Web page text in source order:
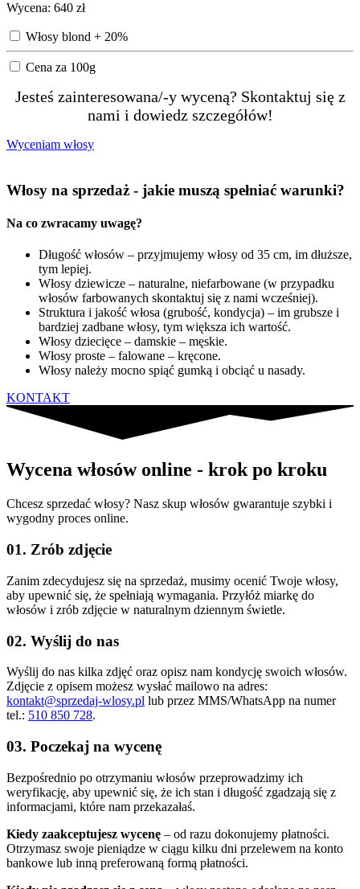
Wycena: 640 zł
Włosy blond + 20%
Cena za 100g
Jesteś zainteresowana/-y wyceną? Skontaktuj się z
nami i dowiedz szczegółów!
Wyceniam włosy
Włosy na sprzedaż - jakie muszą spełniać warunki?
Na co zwracamy uwagę?
Długość włosów – przyjmujemy włosy od 35 cm, im dłuższe,
tym lepiej.
Włosy dziewicze – naturalne, niefarbowane (w przypadku
włosów farbowanych skontaktuj się z nami wcześniej).
Struktura i jakość włosa (grubość, kondycja) – im grubsze i
bardziej zadbane włosy, tym większa ich wartość.
Włosy dziecięce – damskie – męskie.
Włosy proste – falowane – kręcone.
Włosy należy mocno spiąć gumką i obciąć u nasady.
KONTAKT
Wycena włosów online - krok po kroku
Chcesz sprzedać włosy? Nasz skup włosów gwarantuje szybki i
wygodny proces online.
01. Zrób zdjęcie
Zanim zdecydujesz się na sprzedaż, musimy ocenić Twoje włosy,
aby upewnić się, że spełniają wymagania. Przyłóż miarkę do
włosów i zrób zdjęcie w naturalnym dziennym świetle.
02. Wyślij do nas
Wyślij do nas kilka zdjęć oraz opisz nam kondycję swoich włosów.
Zdjęcie z opisem możesz wysłać mailowo na adres:
kontakt@sprzedaj-wlosy.pl lub przez MMS/WhatsApp na numer
tel.: 510 850 728.
03. Poczekaj na wycenę
Bezpośrednio po otrzymaniu włosów przeprowadzimy ich
weryfikację, aby upewnić się, że ich stan i długość zgadzają się z
informacjami, które nam przekazałaś.
Kiedy zaakceptujesz wycenę – od razu dokonujemy płatności.
Otrzymasz swoje pieniądze w ciągu kilku dni przelewem na konto
bankowe lub inną preferowaną formą płatności.